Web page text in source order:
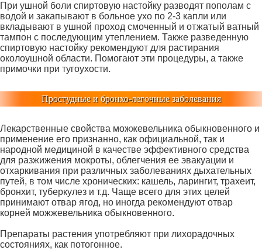
При ушной боли спиртовую настойку разводят пополам с
водой и закапывают в больное ухо по 2-3 капли или
вкладывают в ушной проход смоченный и отжатый ватный
тампон с последующим утеплением. Также разведенную
спиртовую настойку рекомендуют для растирания
околоушной области. Помогают эти процедуры, а также
примочки при тугоухости.
Простудные и бронхо-легочные заболевания
Лекарственные свойства можжевельника обыкновенного и
применение его признанно, как официальной, так и
народной медициной в качестве эффективного средства
для разжижения мокроты, облегчения ее эвакуации и
отхаркивания при различных заболеваниях дыхательных
путей, в том числе хронических: кашель, ларингит, трахеит,
бронхит, туберкулез и т.д. Чаще всего для этих целей
принимают отвар ягод, но иногда рекомендуют отвар
корней можжевельника обыкновенного.
Препараты растения употребляют при лихорадочных
состояниях, как потогонное.